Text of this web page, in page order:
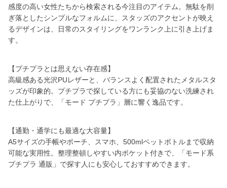
感度の高い女性たちから検索される今注目のアイテム。無駄を削
ぎ落としたシンプルなフォルムに、スタッズのアクセントが映え
るデザインは、日常のスタイリングをワンランク上に引き上げま
す。
【プチプラとは思えない存在感】
高級感ある光沢PUレザーと、バランスよく配置されたメタルスタ
ッズが印象的。プチプラで探している方にも妥協のない洗練され
た仕上がりで、「モード プチプラ」層に響く逸品です。
【通勤・通学にも最適な大容量】
A5サイズの手帳やポーチ、スマホ、500mlペットボトルまで収納
可能な実用性。整理整頓しやすい内ポケット付きで、「モード系
プチプラ 通販」で探す人にも安心しておすすめできます。